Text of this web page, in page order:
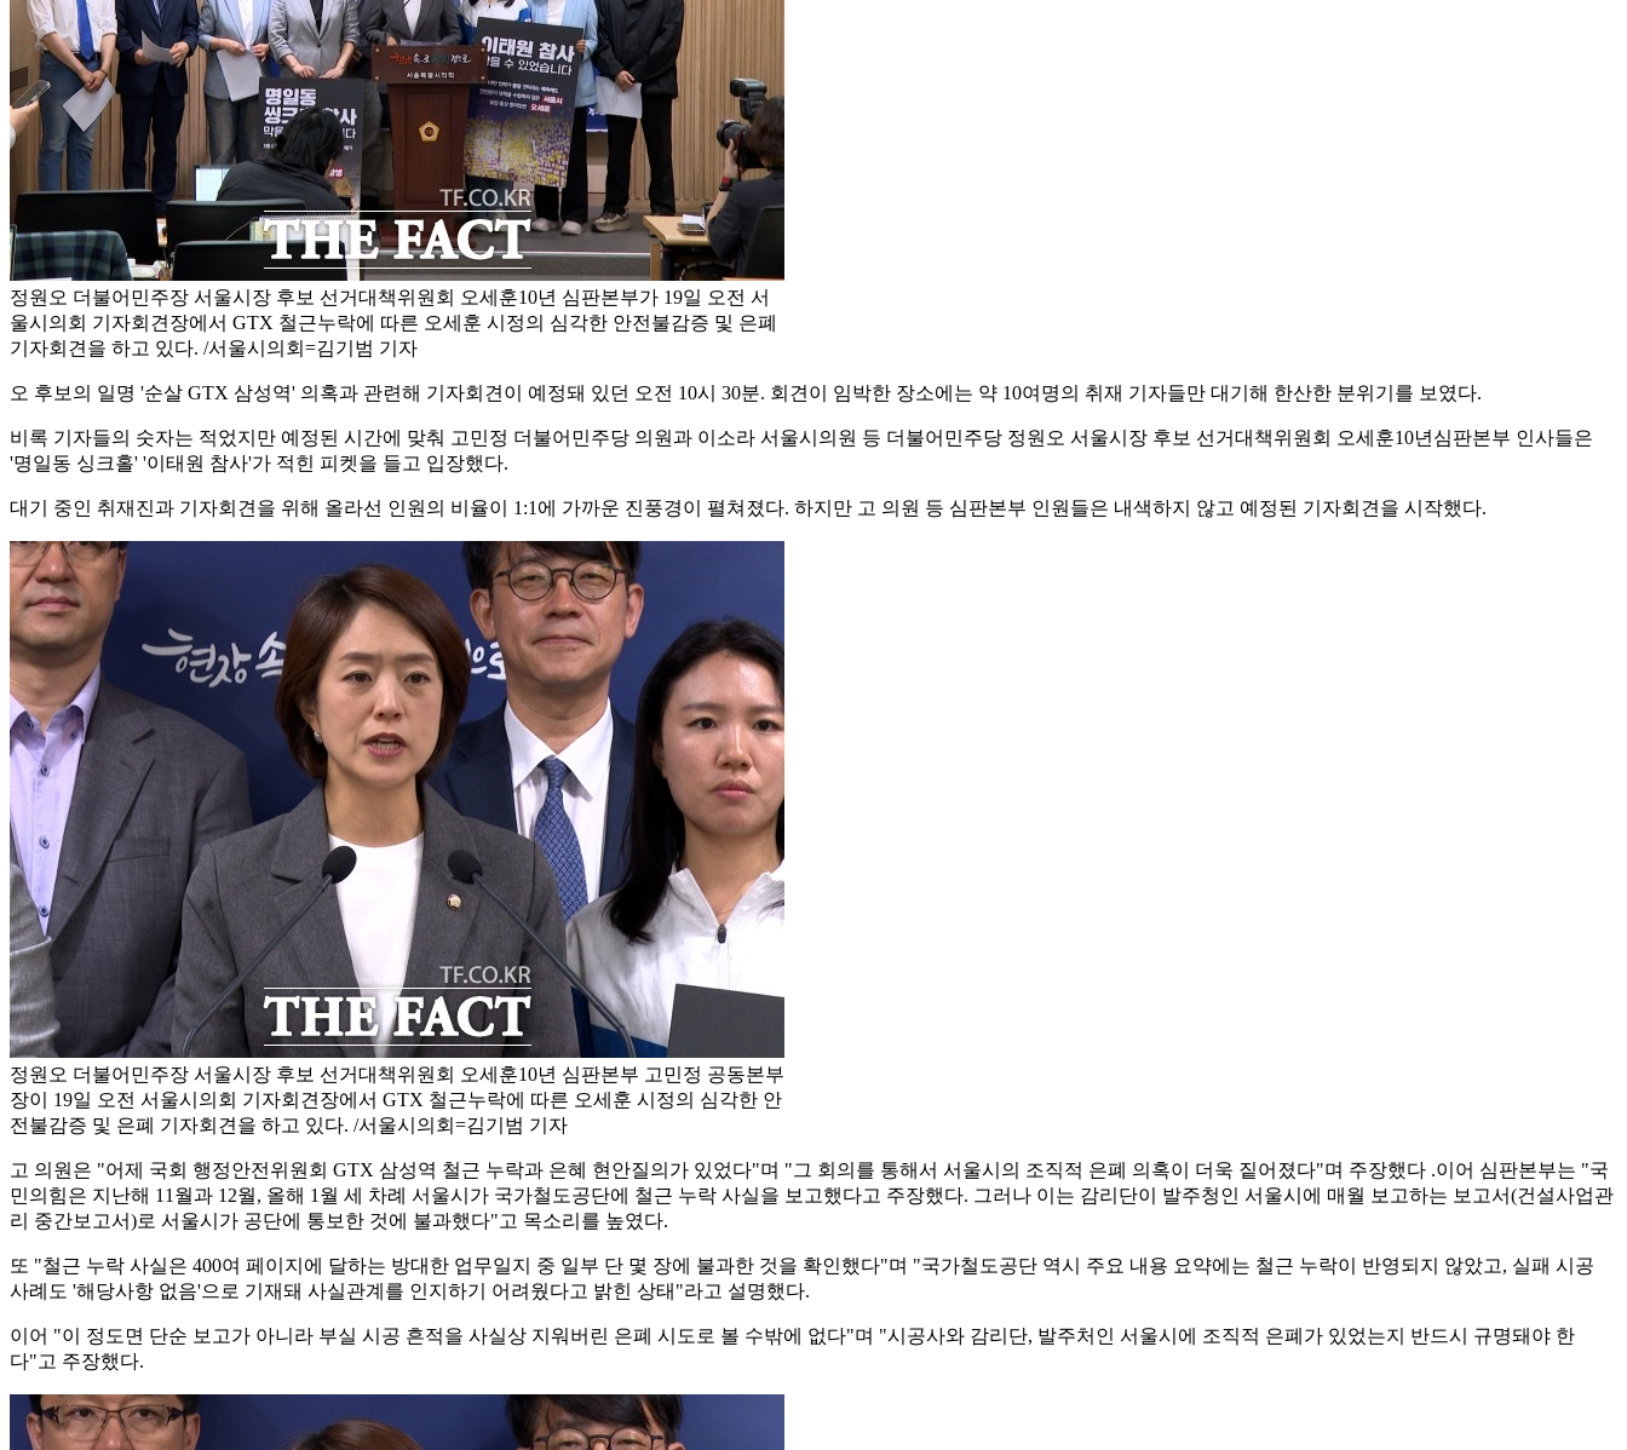
정원오 더불어민주장 서울시장 후보 선거대책위원회 오세훈10년 심판본부가 19일 오전 서
울시의회 기자회견장에서 GTX 철근누락에 따른 오세훈 시정의 심각한 안전불감증 및 은폐
기자회견을 하고 있다. /서울시의회=김기범 기자
오 후보의 일명 '순살 GTX 삼성역' 의혹과 관련해 기자회견이 예정돼 있던 오전 10시 30분. 회견이 임박한 장소에는 약 10여명의 취재 기자들만 대기해 한산한 분위기를 보였다.
비록 기자들의 숫자는 적었지만 예정된 시간에 맞춰 고민정 더불어민주당 의원과 이소라 서울시의원 등 더불어민주당 정원오 서울시장 후보 선거대책위원회 오세훈10년심판본부 인사들은
'명일동 싱크홀' '이태원 참사'가 적힌 피켓을 들고 입장했다.
대기 중인 취재진과 기자회견을 위해 올라선 인원의 비율이 1:1에 가까운 진풍경이 펼쳐졌다. 하지만 고 의원 등 심판본부 인원들은 내색하지 않고 예정된 기자회견을 시작했다.
정원오 더불어민주장 서울시장 후보 선거대책위원회 오세훈10년 심판본부 고민정 공동본부
장이 19일 오전 서울시의회 기자회견장에서 GTX 철근누락에 따른 오세훈 시정의 심각한 안
전불감증 및 은폐 기자회견을 하고 있다. /서울시의회=김기범 기자
고 의원은 "어제 국회 행정안전위원회 GTX 삼성역 철근 누락과 은혜 현안질의가 있었다"며 "그 회의를 통해서 서울시의 조직적 은폐 의혹이 더욱 짙어졌다"며 주장했다 .이어 심판본부는 "국
민의힘은 지난해 11월과 12월, 올해 1월 세 차례 서울시가 국가철도공단에 철근 누락 사실을 보고했다고 주장했다. 그러나 이는 감리단이 발주청인 서울시에 매월 보고하는 보고서(건설사업관
리 중간보고서)로 서울시가 공단에 통보한 것에 불과했다"고 목소리를 높였다.
또 "철근 누락 사실은 400여 페이지에 달하는 방대한 업무일지 중 일부 단 몇 장에 불과한 것을 확인했다"며 "국가철도공단 역시 주요 내용 요약에는 철근 누락이 반영되지 않았고, 실패 시공
사례도 '해당사항 없음'으로 기재돼 사실관계를 인지하기 어려웠다고 밝힌 상태"라고 설명했다.
이어 "이 정도면 단순 보고가 아니라 부실 시공 흔적을 사실상 지워버린 은폐 시도로 볼 수밖에 없다"며 "시공사와 감리단, 발주처인 서울시에 조직적 은폐가 있었는지 반드시 규명돼야 한
다"고 주장했다.